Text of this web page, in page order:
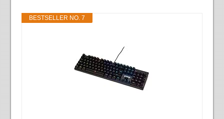
BESTSELLER NO. 7